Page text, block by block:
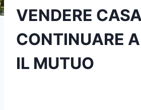
VENDERE
CONTINUARE
IL MUTUO